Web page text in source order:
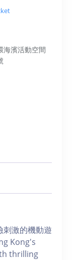
濱活動空間
刺激的機動遊
Kong's
thrilling